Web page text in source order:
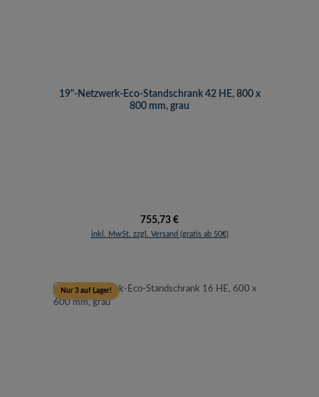
19"-Netzwerk-Eco-Standschrank 42 HE, 800 x
800 mm, grau
Regulärer Preis:
755,73 €
inkl. MwSt. zzgl. Versand (gratis ab 50€)
Nur 3 auf Lager!